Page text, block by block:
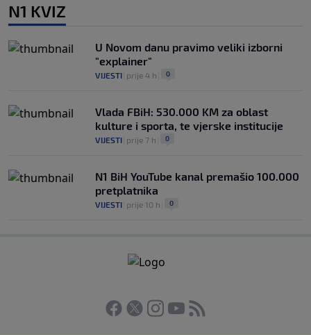
N1 KVIZ
U Novom danu pravimo veliki izborni
"explainer"
VIJESTI prije 4 h 0
Vlada FBiH: 530.000 KM za oblast
kulture i sporta, te vjerske institucije
VIJESTI prije 7 h 0
N1 BiH YouTube kanal premašio 100.000
pretplatnika
VIJESTI prije 10 h 0